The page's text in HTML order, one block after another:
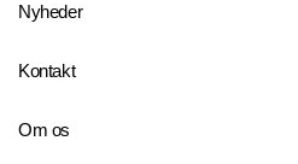
Nyheder
Kontakt
Om os